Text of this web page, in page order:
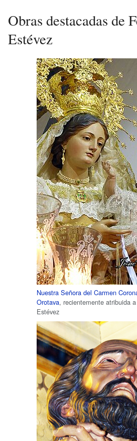
Obras destacadas de
Estévez
Nuestra Señora del Carmen
Orotava, recientemente atribuida
Estévez